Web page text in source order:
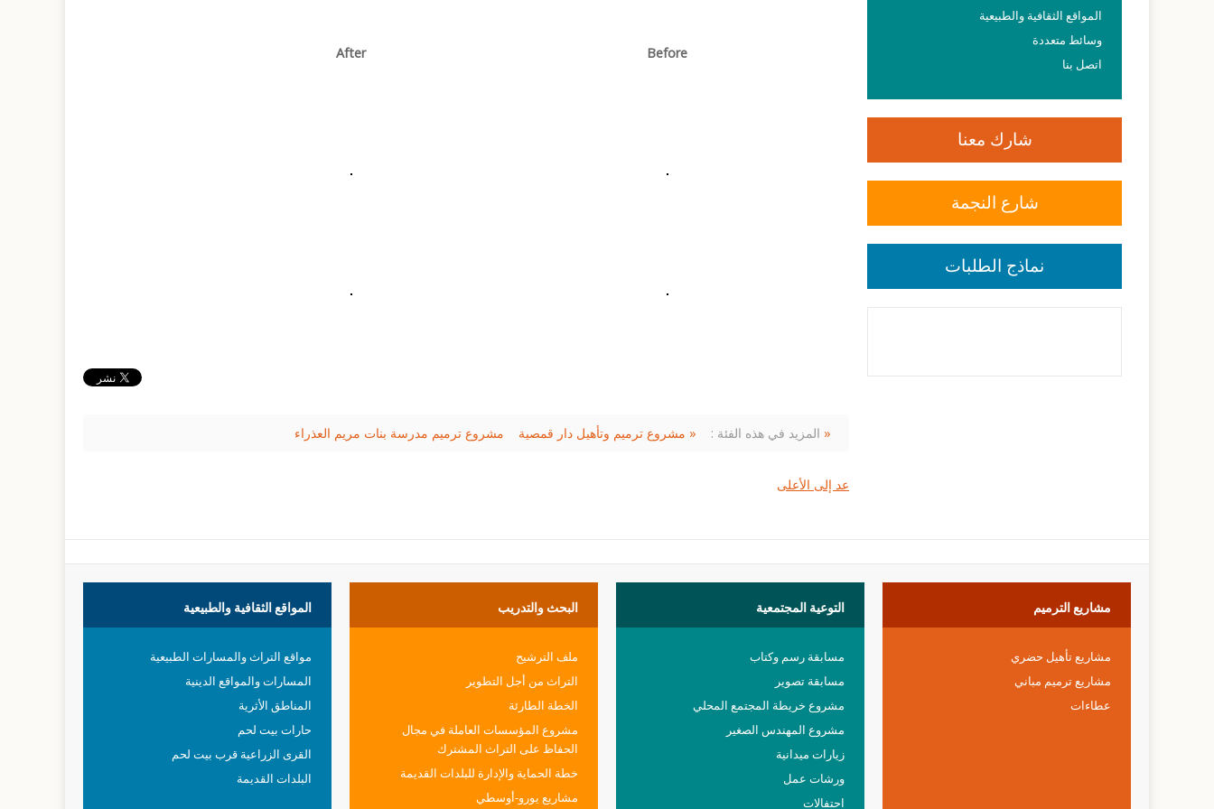
Before
After
المزيد في هذه الفئة : « مشروع ترميم وتأهيل دار قمصية مشروع ترميم مدرسة بنات مريم العذراء »
عد إلى الأعلى
المواقع الثقافية والطبيعية
وسائط متعددة
اتصل بنا
شارك معنا
شارع النجمة
نماذج الطلبات
المواقع الثقافية والطبيعية
مواقع التراث والمسارات الطبيعية
المسارات والمواقع الدينية
المناطق الأثرية
حارات بيت لحم
القرى الزراعية قرب بيت لحم
البلدات القديمة
البحث والتدريب
ملف الترشيح
التراث من أجل التطوير
الخطة الطارئة
مشروع المؤسسات العاملة في مجال
الحفاظ على التراث المشترك
خطة الحماية والإدارة للبلدات القديمة
مشاريع يورو-أوسطي
التوعية المجتمعية
مسابقة رسم وكتاب
مسابقة تصوير
مشروع خريطة المجتمع المحلي
مشروع المهندس الصغير
زيارات ميدانية
ورشات عمل
احتفالات
مشاريع الترميم
مشاريع تأهيل حضري
مشاريع ترميم مباني
عطاءات